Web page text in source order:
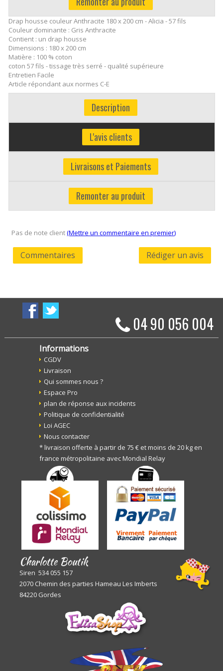
Drap housse couleur Anthracite 180 x 200 cm - Alicia - 57 fils
Couleur dominante : Gris Anthracite
Contient : un drap housse
Dimensions : 180 x 200 cm
Matière : 100 % coton
coton 57 fils - tissage très serré - qualité supérieure
Entretien Facile
Article répondant aux normes C-E
Description
L'avis clients
Livraisons et Paiements
Remonter au produit
Pas de note client(Mettre un commentaire en premier)
Commentaires Rédiger un avis
04 90 056 004
Informations
CGDV
Livraison
Qui sommes nous ?
Espace Pro
plan de réponse aux incidents
Politique de confidentialité
Loi AGEC
Nous contacter
* livraison offerte à partir de 75 € et moins de 20 kg en
france métropolitaine avec Mondial Relay
Charlotte Boutik
Siren 534 055 157
2070 Chemin des parties Hameau Les Imberts
84220 Gordes